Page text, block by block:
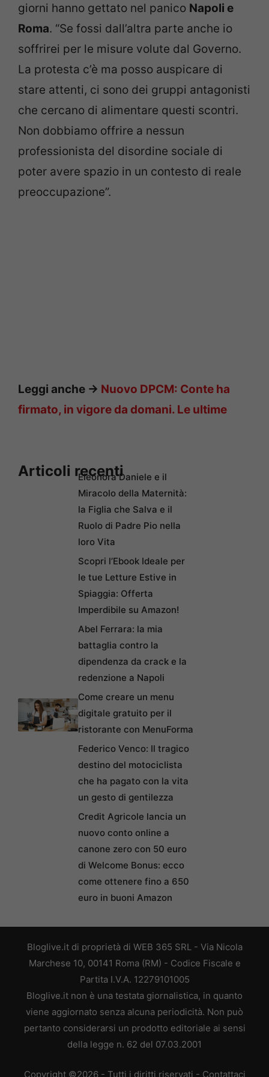
giorni hanno gettato nel panico Napoli e
Roma. “Se fossi dall’altra parte anche io
soffrirei per le misure volute dal Governo.
La protesta c’è ma posso auspicare di
stare attenti, ci sono dei gruppi antagonisti
che cercano di alimentare questi scontri.
Non dobbiamo offrire a nessun
professionista del disordine sociale di
poter avere spazio in un contesto di reale
preoccupazione”.
Leggi anche -> Nuovo DPCM: Conte ha
firmato, in vigore da domani. Le ultime
Articoli recentiEleonora Daniele e il
Miracolo della Maternità:
la Figlia che Salva e il
Ruolo di Padre Pio nella
loro Vita
Scopri l’Ebook Ideale per
le tue Letture Estive in
Spiaggia: Offerta
Imperdibile su Amazon!
Abel Ferrara: la mia
battaglia contro la
dipendenza da crack e la
redenzione a Napoli
Come creare un menu
digitale gratuito per il
ristorante con MenuForma
Federico Venco: Il tragico
destino del motociclista
che ha pagato con la vita
un gesto di gentilezza
Credit Agricole lancia un
nuovo conto online a
canone zero con 50 euro
di Welcome Bonus: ecco
come ottenere fino a 650
euro in buoni Amazon
Bloglive.it di proprietà di WEB 365 SRL - Via Nicola
Marchese 10, 00141 Roma (RM) - Codice Fiscale e
Partita I.V.A. 12279101005
Bloglive.it non è una testata giornalistica, in quanto
viene aggiornato senza alcuna periodicità. Non può
pertanto considerarsi un prodotto editoriale ai sensi
della legge n. 62 del 07.03.2001
Copyright ©2026 - Tutti i diritti riservati - Contattaci